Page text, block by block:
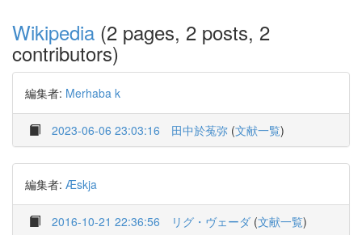
Wikipedia (2 pages, 2 posts, 2
contributors)
編集者: Merhaba k
2023-06-06 23:03:16 田中於菟弥 (文献一覧)
編集者: Æskja
2016-10-21 22:36:56 リグ・ヴェーダ (文献一覧)